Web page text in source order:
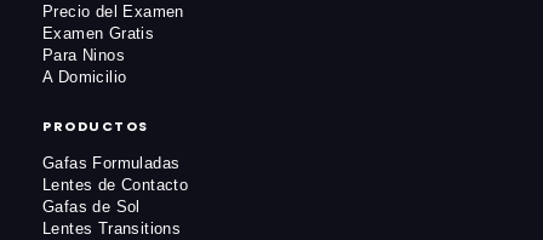
Precio del Examen
Examen Gratis
Para Ninos
A Domicilio
PRODUCTOS
Gafas Formuladas
Lentes de Contacto
Gafas de Sol
Lentes Transitions